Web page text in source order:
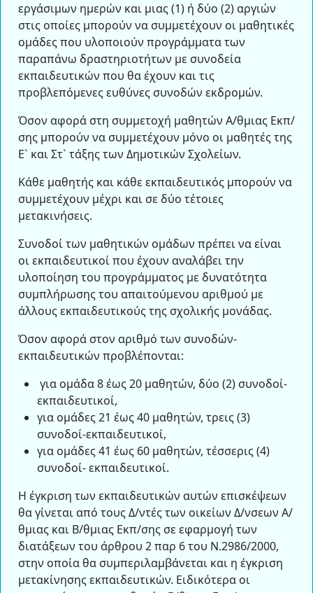
εργάσιμων ημερών και μιας (1) ή δύο (2) αργιών
στις οποίες μπορούν να συμμετέχουν οι μαθητικές
ομάδες που υλοποιούν προγράμματα των
παραπάνω δραστηριοτήτων με συνοδεία
εκπαιδευτικών που θα έχουν και τις
προβλεπόμενες ευθύνες συνοδών εκδρομών.
Όσον αφορά στη συμμετοχή μαθητών Α/θμιας Εκπ/
σης μπορούν να συμμετέχουν μόνο οι μαθητές της
Ε` και Στ` τάξης των Δημοτικών Σχολείων.
Κάθε μαθητής και κάθε εκπαιδευτικός μπορούν να
συμμετέχουν μέχρι και σε δύο τέτοιες
μετακινήσεις.
Συνοδοί των μαθητικών ομάδων πρέπει να είναι
οι εκπαιδευτικοί που έχουν αναλάβει την
υλοποίηση του προγράμματος με δυνατότητα
συμπλήρωσης του απαιτούμενου αριθμού με
άλλους εκπαιδευτικούς της σχολικής μονάδας.
Όσον αφορά στον αριθμό των συνοδών-
εκπαιδευτικών προβλέπονται:
για ομάδα 8 έως 20 μαθητών, δύο (2) συνοδοί-
εκπαιδευτικοί,
για ομάδες 21 έως 40 μαθητών, τρεις (3)
συνοδοί-εκπαιδευτικοί,
για ομάδες 41 έως 60 μαθητών, τέσσερις (4)
συνοδοί- εκπαιδευτικοί.
Η έγκριση των εκπαιδευτικών αυτών επισκέψεων
θα γίνεται από τους Δ/ντές των οικείων Δ/νσεων Α/
θμιας και Β/θμιας Εκπ/σης σε εφαρμογή των
διατάξεων του άρθρου 2 παρ 6 του Ν.2986/2000,
στην οποία θα συμπεριλαμβάνεται και η έγκριση
μετακίνησης εκπαιδευτικών. Ειδικότερα οι